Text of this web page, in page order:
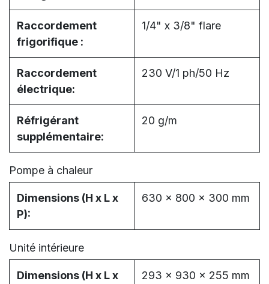
Raccordement
frigorifique :
1/4" x 3/8" flare
Raccordement
électrique:
230 V/1 ph/50 Hz
Réfrigérant
supplémentaire:
20 g/m
Pompe à chaleur
Dimensions (H x L x
P):
630 x 800 x 300 mm
Unité intérieure
Dimensions (H x L x
293 x 930 x 255 mm